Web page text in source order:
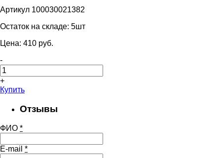
Артикул 100030021382
Остаток на складе: 5шт
Цена: 410 pуб.
-
+
Купить
Отзывы
ФИО *
E-mail *